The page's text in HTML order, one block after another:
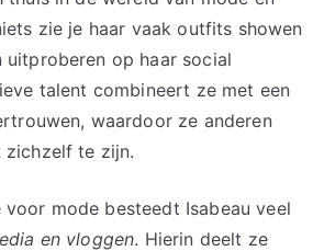
zie je haar vaak outfits showen
op haar social
talent combineert ze met een
waardoor ze anderen
te zijn.
voor mode besteedt Isabeau veel
en vloggen. Hierin deelt ze